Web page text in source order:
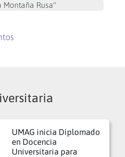
Montaña Rusa"
UMAG inicia Diplomado
en Docencia
Universitaria para